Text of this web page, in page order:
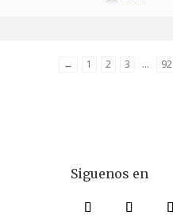
← 1 2 3 … 92
Siguenos en